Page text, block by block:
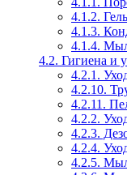
4.1.2.
4.1.3.
4.1.4.
4.2. Гигиена и
4.2.1.
4.2.10.
4.2.11.
4.2.2.
4.2.3.
4.2.4.
4.2.5.